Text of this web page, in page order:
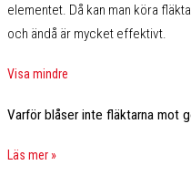
elementet. Då kan man köra
och ändå är mycket effektivt.
Visa mindre
Varför blåser inte fläktarna mot
Läs mer »